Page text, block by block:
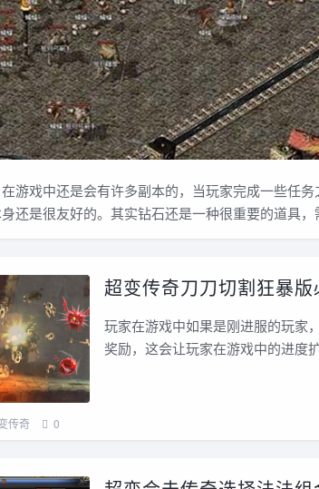
戏中还是会有许多副本的，当玩家完成一些任务
还是很友好的。其实钻石还是一种很重要的道具，
超变传奇刀刀切割狂暴版
玩家在游戏中如果是刚进服的玩家
奖励，这会让玩家在游戏中的进度
传奇 0